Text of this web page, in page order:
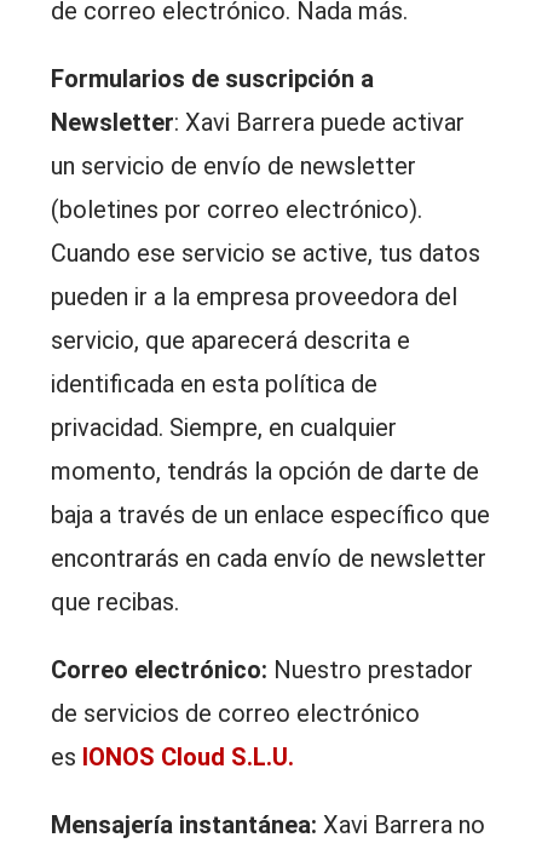
de correo electrónico. Nada más.
Formularios de suscripción a
Newsletter: Xavi Barrera puede activar
un servicio de envío de newsletter
(boletines por correo electrónico).
Cuando ese servicio se active, tus datos
pueden ir a la empresa proveedora del
servicio, que aparecerá descrita e
identificada en esta política de
privacidad. Siempre, en cualquier
momento, tendrás la opción de darte de
baja a través de un enlace específico que
encontrarás en cada envío de newsletter
que recibas.
Correo electrónico: Nuestro prestador
de servicios de correo electrónico
es IONOS Cloud S.L.U.
Mensajería instantánea: Xavi Barrera no